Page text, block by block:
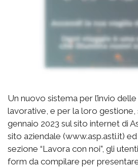
Un nuovo sistema per l’invio
lavorative, e per la loro gestione,
gennaio 2023 sul sito internet di
sito aziendale (www.asp.asti.it)
sezione “Lavora con noi”, gli
form da compilare per